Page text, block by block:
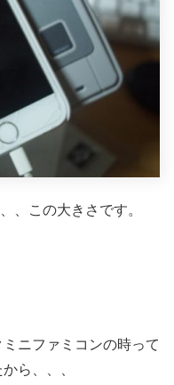
、この大きさです。
ニファミコンの時って
ら、、、